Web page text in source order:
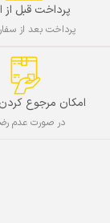
پرداخت قبل از
پرداخت بعد از
امکان مرجوع
در صورت عدم